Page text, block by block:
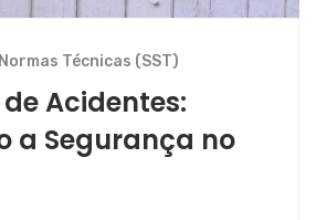
Normas Técnicas (SST)
Acidentes:
a Segurança no